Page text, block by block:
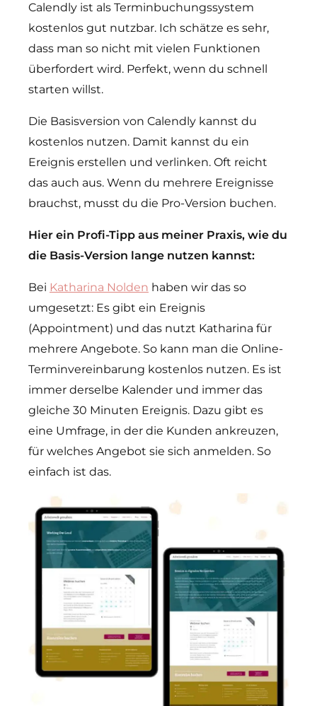
Calendly ist als Terminbuchungssystem
kostenlos gut nutzbar. Ich schätze es sehr,
dass man so nicht mit vielen Funktionen
überfordert wird. Perfekt, wenn du schnell
starten willst.
Die Basisversion von Calendly kannst du
kostenlos nutzen. Damit kannst du ein
Ereignis erstellen und verlinken. Oft reicht
das auch aus. Wenn du mehrere Ereignisse
brauchst, musst du die Pro-Version buchen.
Hier ein Profi-Tipp aus meiner Praxis, wie du
die Basis-Version lange nutzen kannst:
Bei Katharina Nolden haben wir das so
umgesetzt: Es gibt ein Ereignis
(Appointment) und das nutzt Katharina für
mehrere Angebote. So kann man die Online-
Terminvereinbarung kostenlos nutzen. Es ist
immer derselbe Kalender und immer das
gleiche 30 Minuten Ereignis. Dazu gibt es
eine Umfrage, in der die Kunden ankreuzen,
für welches Angebot sie sich anmelden. So
einfach ist das.